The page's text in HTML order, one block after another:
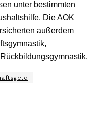
unter bestimmten
Die AOK
außerdem